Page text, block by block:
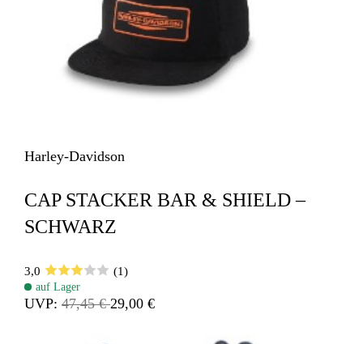
Harley-Davidson
CAP STACKER BAR & SHIELD –
SCHWARZ
3,0
(1)
auf Lager
UVP:47,45 € 29,00 €